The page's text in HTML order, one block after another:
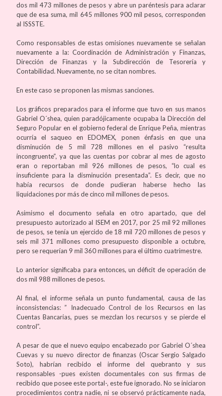
dos mil 473 millones de pesos y abre un paréntesis para aclarar
que de esa suma, mil 645 millones 900 mil pesos, corresponden
al ISSSTE.
Como responsables de estas omisiones nuevamente se señalan
nuevamente a la: Coordinación de Administración y Finanzas,
Dirección de Finanzas y la Subdirección de Tesorería y
Contabilidad. Nuevamente, no se citan nombres.
En este caso se proponen las mismas sanciones.
Los gráficos preparados para el informe que tuvo en sus manos
Gabriel O´shea, quien paradójicamente ocupaba la Dirección del
Seguro Popular en el gobierno federal de Enrique Peña, mientras
ocurría el saqueo en EDOMEX, ponen énfasis en que una
disminución de 5 mil 728 millones en el pasivo “resulta
incongruente”, ya que las cuentas por cobrar al mes de agosto
eran o reportaban mil 926 millones de pesos, “lo cual es
insuficiente para la disminución presentada”. Es decir, que no
había recursos de donde pudieran haberse hecho las
liquidaciones por más de cinco mil millones de pesos.
Asimismo el documento señala en otro apartado, que del
presupuesto autorizado al ISEM en 2017, por 25 mil 92 millones
de pesos, se tenía un ejercido de 18 mil 720 millones de pesos y
seis mil 371 millones como presupuesto disponible a octubre,
pero se requerían 9 mil 360 millones para el último cuatrimestre.
Lo anterior significaba para entonces, un déficit de operación de
dos mil 988 millones de pesos.
Al final, el informe señala un punto fundamental, causa de las
inconsistencias: ” Inadecuado Control de los Recursos en las
Cuentas Bancarias, pues se mezclan los recursos y se pierde el
control”.
A pesar de que el nuevo equipo encabezado por Gabriel O´shea
Cuevas y su nuevo director de finanzas (Oscar Sergio Salgado
Soto), habrían recibido el informe del quebranto y sus
responsables -pues existen documentales con sus firmas de
recibido que posee este portal-, este fue ignorado. No se iniciaron
procedimientos contra nadie, ni se observó prácticamente nada,